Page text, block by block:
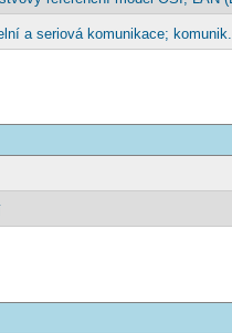
a seriová komunikace;